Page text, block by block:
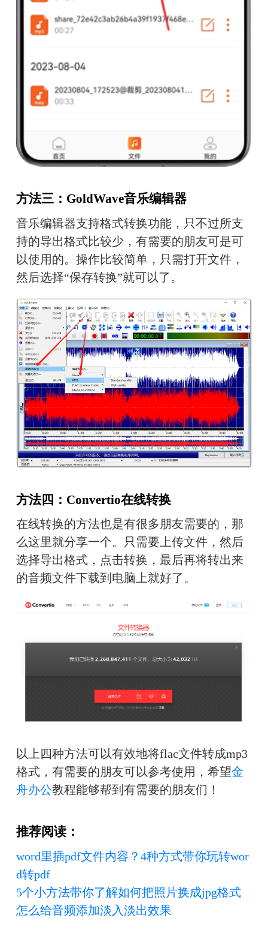
方法三：GoldWave音乐编辑器
音乐编辑器支持格式转换功能，只不过所支
持的导出格式比较少，有需要的朋友可是可
以使用的。操作比较简单，只需打开文件，
然后选择“保存转换”就可以了。
方法四：Convertio在线转换
在线转换的方法也是有很多朋友需要的，那
么这里就分享一个。只需要上传文件，然后
选择导出格式，点击转换，最后再将转出来
的音频文件下载到电脑上就好了。
以上四种方法可以有效地将flac文件转成mp3
格式，有需要的朋友可以参考使用，希望金
舟办公教程能够帮到有需要的朋友们！
推荐阅读：
word里插pdf文件内容？4种方式带你玩转wor
d转pdf
5个小方法带你了解如何把照片换成jpg格式
怎么给音频添加淡入淡出效果